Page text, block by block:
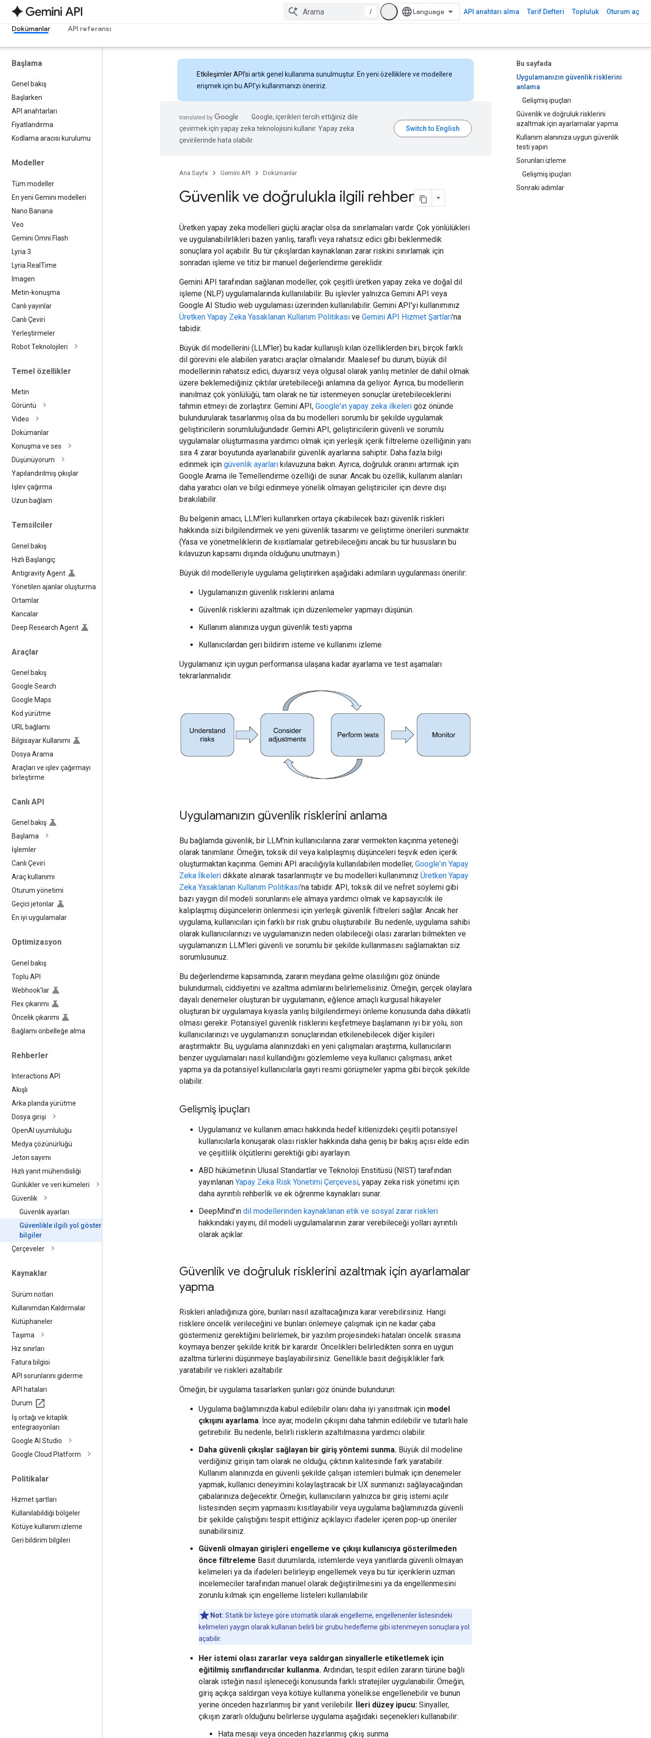
/ API anahtarı alma Tarif Defteri Topluluk Oturum aç
Dokümanlar API referansı
Başlama
Genel bakış
Başlarken
API anahtarları
Fiyatlandırma
Kodlama aracısı kurulumu
Modeller
Tüm modeller
En yeni Gemini modelleri
Nano Banana
Veo
Gemini Omni Flash
Lyria 3
Lyria Real Time
Imagen
Metin-konuşma
Canlı yayınlar
Canlı Çeviri
Yerleştirmeler
Robot Teknolojileri
Temel özellikler
Metin
Görüntü
Video
Dokümanlar
Konuşma ve ses
Düşünüyorum
Yapılandırılmış çıkışlar
İşlev çağırma
Uzun bağlam
Temsilciler
Genel bakış
Hızlı Başlangıç
Antigravity Agent
Yönetilen ajanlar oluşturma
Ortamlar
Kancalar
Deep Research Agent
Araçlar
Genel bakış
Google Search
Google Maps
Kod yürütme
URL bağlamı
Bilgisayar Kullanımı
Dosya Arama
Araçları ve işlev çağırmayı
birleştirme
Canlı API
Genel bakış
Başlama
İşlemler
Canlı Çeviri
Araç kullanımı
Oturum yönetimi
Geçici jetonlar
En iyi uygulamalar
Optimizasyon
Genel bakış
Toplu API
Webhook'lar
Flex çıkarımı
Öncelik çıkarımı
Bağlamı önbelleğe alma
Rehberler
Interactions API
Akışlı
Arka planda yürütme
Dosya girişi
OpenAI uyumluluğu
Medya çözünürlüğü
Jeton sayımı
Hızlı yanıt mühendisliği
Günlükler ve veri kümeleri
Güvenlik
Güvenlik ayarları
Güvenlikle ilgili yol gösterici
bilgiler
Çerçeveler
Kaynaklar
Sürüm notları
Kullanımdan Kaldırmalar
Kütüphaneler
Taşıma
Hız sınırları
Fatura bilgisi
API sorunlarını giderme
API hataları
Durum
İş ortağı ve kitaplık
entegrasyonları
Google AI Studio
Google Cloud Platform
Politikalar
Hizmet şartları
Kullanılabildiği bölgeler
Kötüye kullanım izleme
Geri bildirim bilgileri
Bu sayfada
Uygulamanızın güvenlik risklerini
anlama
Gelişmiş ipuçları
Güvenlik ve doğruluk risklerini
azaltmak için ayarlamalar yapma
Kullanım alanınıza uygun güvenlik
testi yapın
Sorunları izleme
Gelişmiş ipuçları
Sonraki adımlar
Etkileşimler API'si artık genel kullanıma sunulmuştur. En yeni özelliklere ve modellere
erişmek için bu API'yi kullanmanızı öneririz.
Google, içerikleri tercih ettiğiniz dile
çevirmek için yapay zeka teknolojisini kullanır. Yapay zeka
çevirilerinde hata olabilir.
Ana Sayfa Gemini API Dokümanlar
Güvenlik ve doğrulukla ilgili rehber
Üretken yapay zeka modelleri güçlü araçlar olsa da sınırlamaları vardır. Çok yönlülükleri
ve uygulanabilirlikleri bazen yanlış, taraflı veya rahatsız edici gibi beklenmedik
sonuçlara yol açabilir. Bu tür çıkışlardan kaynaklanan zarar riskini sınırlamak için
sonradan işleme ve titiz bir manuel değerlendirme gereklidir.
Gemini API tarafından sağlanan modeller, çok çeşitli üretken yapay zeka ve doğal dil
işleme (NLP) uygulamalarında kullanılabilir. Bu işlevler yalnızca Gemini API veya
Google AI Studio web uygulaması üzerinden kullanılabilir. Gemini API'yi kullanımınız
Üretken Yapay Zeka Yasaklanan Kullanım Politikası ve Gemini API Hizmet Şartları'na
tabidir.
Büyük dil modellerini (LLM'ler) bu kadar kullanışlı kılan özelliklerden biri, birçok farklı
dil görevini ele alabilen yaratıcı araçlar olmalarıdır. Maalesef bu durum, büyük dil
modellerinin rahatsız edici, duyarsız veya olgusal olarak yanlış metinler de dahil olmak
üzere beklemediğiniz çıktılar üretebileceği anlamına da geliyor. Ayrıca, bu modellerin
inanılmaz çok yönlülüğü, tam olarak ne tür istenmeyen sonuçlar üretebileceklerini
tahmin etmeyi de zorlaştırır. Gemini API, Google'ın yapay zeka ilkeleri göz önünde
bulundurularak tasarlanmış olsa da bu modelleri sorumlu bir şekilde uygulamak
geliştiricilerin sorumluluğundadır. Gemini API, geliştiricilerin güvenli ve sorumlu
uygulamalar oluşturmasına yardımcı olmak için yerleşik içerik filtreleme özelliğinin yanı
sıra 4 zarar boyutunda ayarlanabilir güvenlik ayarlarına sahiptir. Daha fazla bilgi
edinmek için güvenlik ayarları kılavuzuna bakın. Ayrıca, doğruluk oranını artırmak için
Google Arama ile Temellendirme özelliği de sunar. Ancak bu özellik, kullanım alanları
daha yaratıcı olan ve bilgi edinmeye yönelik olmayan geliştiriciler için devre dışı
bırakılabilir.
Bu belgenin amacı, LLM'leri kullanırken ortaya çıkabilecek bazı güvenlik riskleri
hakkında sizi bilgilendirmek ve yeni güvenlik tasarımı ve geliştirme önerileri sunmaktır.
(Yasa ve yönetmeliklerin de kısıtlamalar getirebileceğini ancak bu tür hususların bu
kılavuzun kapsamı dışında olduğunu unutmayın.)
Büyük dil modelleriyle uygulama geliştirirken aşağıdaki adımların uygulanması önerilir:
Uygulamanızın güvenlik risklerini anlama
Güvenlik risklerini azaltmak için düzenlemeler yapmayı düşünün.
Kullanım alanınıza uygun güvenlik testi yapma
Kullanıcılardan geri bildirim isteme ve kullanımı izleme
Uygulamanız için uygun performansa ulaşana kadar ayarlama ve test aşamaları
tekrarlanmalıdır.
Uygulamanızın güvenlik risklerini anlama
Bu bağlamda güvenlik, bir LLM'nin kullanıcılarına zarar vermekten kaçınma yeteneği
olarak tanımlanır. Örneğin, toksik dil veya kalıplaşmış düşünceleri teşvik eden içerik
oluşturmaktan kaçınma. Gemini API aracılığıyla kullanılabilen modeller, Google'ın Yapay
Zeka İlkeleri dikkate alınarak tasarlanmıştır ve bu modelleri kullanımınız Üretken Yapay
Zeka Yasaklanan Kullanım Politikası'na tabidir. API, toksik dil ve nefret söylemi gibi
bazı yaygın dil modeli sorunlarını ele almaya yardımcı olmak ve kapsayıcılık ile
kalıplaşmış düşüncelerin önlenmesi için yerleşik güvenlik filtreleri sağlar. Ancak her
uygulama, kullanıcıları için farklı bir risk grubu oluşturabilir. Bu nedenle, uygulama sahibi
olarak kullanıcılarınızı ve uygulamanızın neden olabileceği olası zararları bilmekten ve
uygulamanızın LLM'leri güvenli ve sorumlu bir şekilde kullanmasını sağlamaktan siz
sorumlusunuz.
Bu değerlendirme kapsamında, zararın meydana gelme olasılığını göz önünde
bulundurmalı, ciddiyetini ve azaltma adımlarını belirlemelisiniz. Örneğin, gerçek olaylara
dayalı denemeler oluşturan bir uygulamanın, eğlence amaçlı kurgusal hikayeler
oluşturan bir uygulamaya kıyasla yanlış bilgilendirmeyi önleme konusunda daha dikkatli
olması gerekir. Potansiyel güvenlik risklerini keşfetmeye başlamanın iyi bir yolu, son
kullanıcılarınızı ve uygulamanızın sonuçlarından etkilenebilecek diğer kişileri
araştırmaktır. Bu, uygulama alanınızdaki en yeni çalışmaları araştırma, kullanıcıların
benzer uygulamaları nasıl kullandığını gözlemleme veya kullanıcı çalışması, anket
yapma ya da potansiyel kullanıcılarla gayri resmi görüşmeler yapma gibi birçok şekilde
olabilir.
Gelişmiş ipuçları
Uygulamanız ve kullanım amacı hakkında hedef kitlenizdeki çeşitli potansiyel
kullanıcılarla konuşarak olası riskler hakkında daha geniş bir bakış açısı elde edin
ve çeşitlilik ölçütlerini gerektiği gibi ayarlayın.
ABD hükümetinin Ulusal Standartlar ve Teknoloji Enstitüsü (NIST) tarafından
yayınlanan Yapay Zeka Risk Yönetimi Çerçevesi, yapay zeka risk yönetimi için
daha ayrıntılı rehberlik ve ek öğrenme kaynakları sunar.
DeepMind'ın dil modellerinden kaynaklanan etik ve sosyal zarar riskleri
hakkındaki yayını, dil modeli uygulamalarının zarar verebileceği yolları ayrıntılı
olarak açıklar.
Güvenlik ve doğruluk risklerini azaltmak için ayarlamalar
yapma
Riskleri anladığınıza göre, bunları nasıl azaltacağınıza karar verebilirsiniz. Hangi
risklere öncelik verileceğini ve bunları önlemeye çalışmak için ne kadar çaba
göstermeniz gerektiğini belirlemek, bir yazılım projesindeki hataları öncelik sırasına
koymaya benzer şekilde kritik bir karardır. Öncelikleri belirledikten sonra en uygun
azaltma türlerini düşünmeye başlayabilirsiniz. Genellikle basit değişiklikler fark
yaratabilir ve riskleri azaltabilir.
Örneğin, bir uygulama tasarlarken şunları göz önünde bulundurun:
Uygulama bağlamınızda kabul edilebilir olanı daha iyi yansıtmak için model
çıkışını ayarlama. İnce ayar, modelin çıkışını daha tahmin edilebilir ve tutarlı hale
getirebilir. Bu nedenle, belirli risklerin azaltılmasına yardımcı olabilir.
Daha güvenli çıkışlar sağlayan bir giriş yöntemi sunma. Büyük dil modeline
verdiğiniz girişin tam olarak ne olduğu, çıktının kalitesinde fark yaratabilir.
Kullanım alanınızda en güvenli şekilde çalışan istemleri bulmak için denemeler
yapmak, kullanıcı deneyimini kolaylaştıracak bir UX sunmanızı sağlayacağından
çabalarınıza değecektir. Örneğin, kullanıcıların yalnızca bir giriş istemi açılır
listesinden seçim yapmasını kısıtlayabilir veya uygulama bağlamınızda güvenli
bir şekilde çalıştığını tespit ettiğiniz açıklayıcı ifadeler içeren pop-up öneriler
sunabilirsiniz.
Güvenli olmayan girişleri engelleme ve çıkışı kullanıcıya gösterilmeden
önce filtreleme Basit durumlarda, istemlerde veya yanıtlarda güvenli olmayan
kelimeleri ya da ifadeleri belirleyip engellemek veya bu tür içeriklerin uzman
incelemeciler tarafından manuel olarak değiştirilmesini ya da engellenmesini
zorunlu kılmak için engelleme listeleri kullanılabilir.
Not: Statik bir listeye göre otomatik olarak engelleme, engellenenler listesindeki
kelimeleri yaygın olarak kullanan belirli bir grubu hedefleme gibi istenmeyen sonuçlara yol
açabilir.
Her istemi olası zararlar veya saldırgan sinyallerle etiketlemek için
eğitilmiş sınıflandırıcılar kullanma. Ardından, tespit edilen zararın türüne bağlı
olarak isteğin nasıl işleneceği konusunda farklı stratejiler uygulanabilir. Örneğin,
giriş açıkça saldırgan veya kötüye kullanıma yönelikse engellenebilir ve bunun
yerine önceden hazırlanmış bir yanıt verilebilir. İleri düzey ipucu: Sinyaller,
çıkışın zararlı olduğunu belirlerse uygulama aşağıdaki seçenekleri kullanabilir:
Hata mesajı veya önceden hazırlanmış çıkış sunma